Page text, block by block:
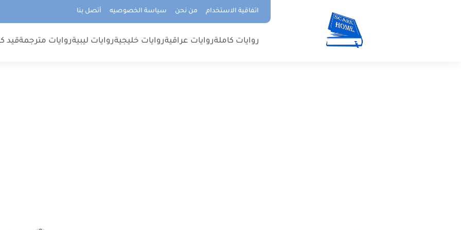
اتفاقية الاستخدام من نحن سياسة الخصوصيه أتصل بنا
روايات كاملةروايات عراقيةروايات خليجيةروايات ليبيةروايات مترجمةقيد